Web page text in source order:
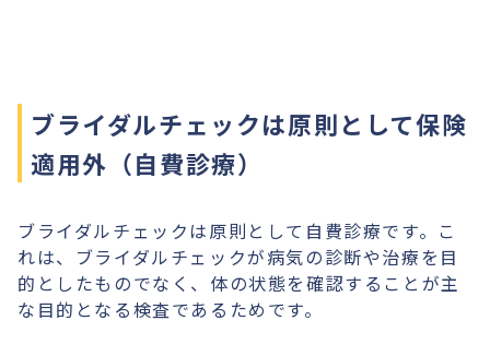
ブライダルチェックは原則として保険
適用外（自費診療）
ブライダルチェックは原則として自費診療です。こ
れは、ブライダルチェックが病気の診断や治療を目
的としたものでなく、体の状態を確認することが主
な目的となる検査であるためです。